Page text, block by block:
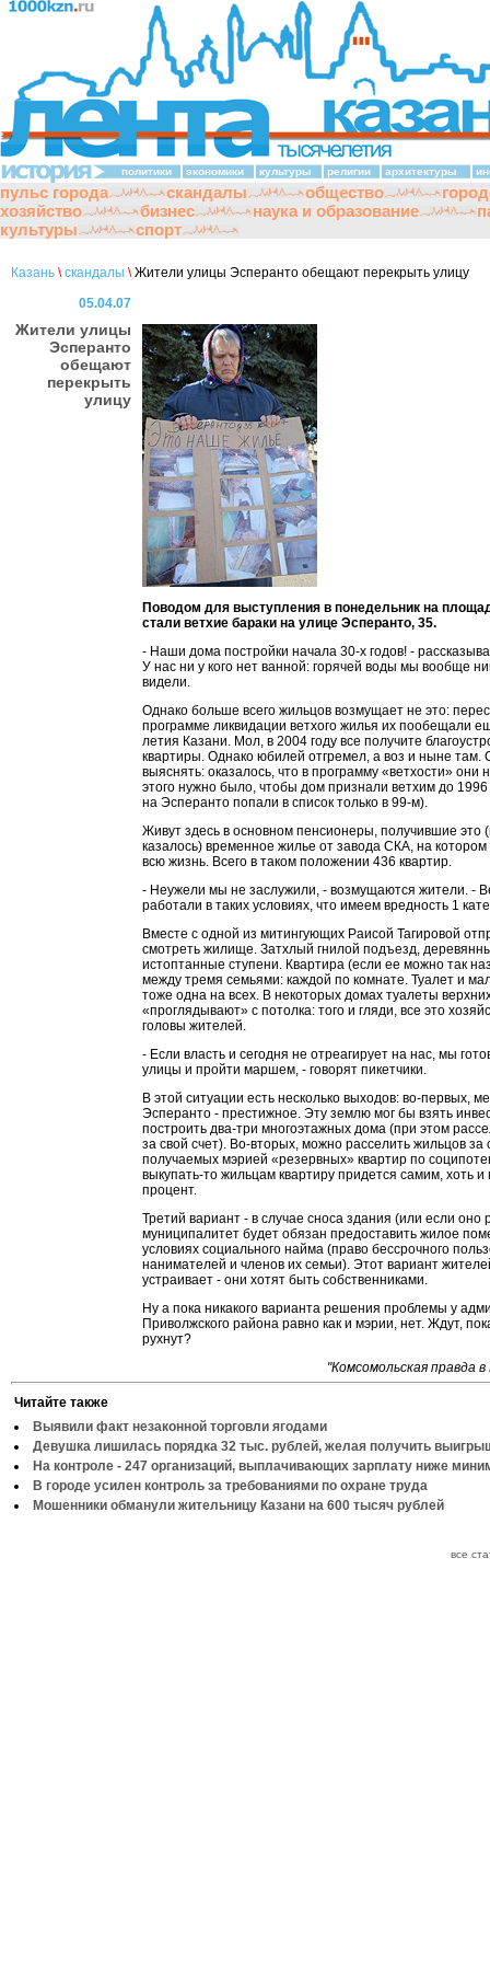
политики экономики культуры религии архитектуры
пульс города скандалы общество
хозяйство
бизнес наука и образование
культуры
спорт
Казань \ скандалы \Жители улицы Эсперанто обещают перекрыть улицу
05.04.07
Жители улицы
Эсперанто
обещают
перекрыть
улицу
Поводом для выступления в понедельник на
стали ветхие бараки на улице Эсперанто, 35.
- Наши дома постройки начала 30-х годов! -
У нас ни у кого нет ванной: горячей воды мы вообще
видели.
Однако больше всего жильцов возмущает не это:
программе ликвидации ветхого жилья их пообещали
летия Казани. Мол, в 2004 году все получите
квартиры. Однако юбилей отгремел, а воз и ныне там.
выяснять: оказалось, что в программу «ветхости» они
этого нужно было, чтобы дом признали ветхим до 1996
на Эсперанто попали в список только в 99-м).
Живут здесь в основном пенсионеры, получившие это
казалось) временное жилье от завода СКА, на
всю жизнь. Всего в таком положении 436 квартир.
- Неужели мы не заслужили, - возмущаются жители. -
работали в таких условиях, что имеем вредность 1
Вместе с одной из митингующих Раисой Тагировой
смотреть жилище. Затхлый гнилой подъезд,
истоптанные ступени. Квартира (если ее можно так
между тремя семьями: каждой по комнате. Туалет и
тоже одна на всех. В некоторых домах туалеты
«проглядывают» с потолка: того и гляди, все это
головы жителей.
- Если власть и сегодня не отреагирует на нас, мы
улицы и пройти маршем, - говорят пикетчики.
В этой ситуации есть несколько выходов: во-первых,
Эсперанто - престижное. Эту землю мог бы взять
построить два-три многоэтажных дома (при этом
за свой счет). Во-вторых, можно расселить жильцов за
получаемых мэрией «резервных» квартир по
выкупать-то жильцам квартиру придется самим, хоть и
процент.
Третий вариант - в случае сноса здания (или если оно
муниципалитет будет обязан предоставить жилое
условиях социального найма (право бессрочного
нанимателей и членов их семьи). Этот вариант
устраивает - они хотят быть собственниками.
Ну а пока никакого варианта решения проблемы у
Приволжского района равно как и мэрии, нет. Ждут,
рухнут?
"Комсомольская правда
Читайте также
Выявили факт незаконной торговли ягодами
Девушка лишилась порядка 32 тыс. рублей, желая получить
На контроле - 247 организаций, выплачивающих зарплату ниже
В городе усилен контроль за требованиями по охране труда
Мошенники обманули жительницу Казани на 600 тысяч рублей
все